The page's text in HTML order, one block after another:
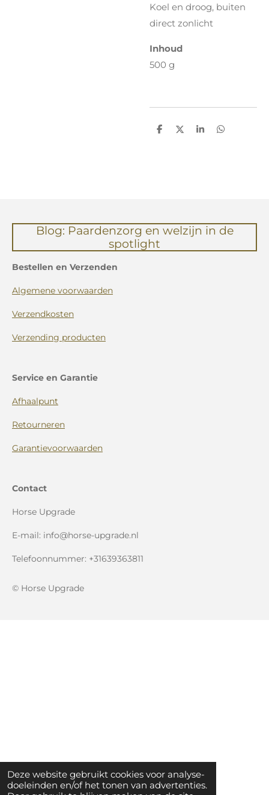
Deze website gebruikt cookies voor analyse-
doeleinden en/of het tonen van advertenties.
Koel en droog, buiten
direct zonlicht
Inhoud
500 g
D
D
S
D
Blog: Paardenzorg en welzijn in de
spotlight
Bestellen en Verzenden
Algemene voorwaarden
Verzendkosten
Verzending producten
Service en Garantie
Afhaalpunt
Retourneren
Garantievoorwaarden
Contact
Horse Upgrade
E-mail: info@horse-upgrade.nl
Telefoonnummer: +31639363811
© Horse Upgrade